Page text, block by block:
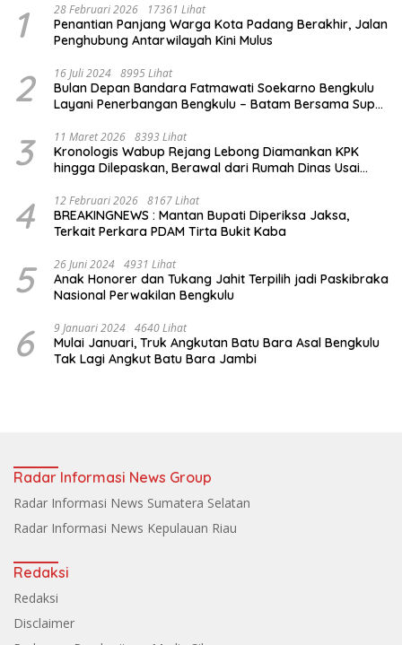
1 28 Februari 2026 17361 Lihat
Penantian Panjang Warga Kota Padang Berakhir, Jalan
Penghubung Antarwilayah Kini Mulus
2 16 Juli 2024 8995 Lihat
Bulan Depan Bandara Fatmawati Soekarno Bengkulu
Layani Penerbangan Bengkulu – Batam Bersama Super
3 11 Maret 2026 8393 Lihat
Kronologis Wabup Rejang Lebong Diamankan KPK
hingga Dilepaskan, Berawal dari Rumah Dinas Usai
4 12 Februari 2026 8167 Lihat
BREAKINGNEWS : Mantan Bupati Diperiksa Jaksa,
Terkait Perkara PDAM Tirta Bukit Kaba
5 26 Juni 2024 4931 Lihat
Anak Honorer dan Tukang Jahit Terpilih jadi Paskibraka
Nasional Perwakilan Bengkulu
6 9 Januari 2024 4640 Lihat
Mulai Januari, Truk Angkutan Batu Bara Asal Bengkulu
Tak Lagi Angkut Batu Bara Jambi
Radar Informasi News Group
Radar Informasi News Sumatera Selatan
Radar Informasi News Kepulauan Riau
Redaksi
Redaksi
Disclaimer